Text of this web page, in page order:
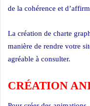
de la cohérence et
La création de charte
manière de rendre votre
agréable à consulter.
CRÉATION